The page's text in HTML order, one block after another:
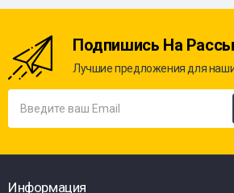
Подпишись На
Лучшие предложения для
Информация